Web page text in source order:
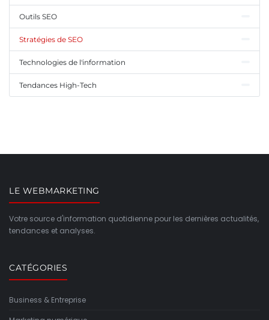
Outils SEO
Stratégies de SEO
Technologies de l'information
Tendances High-Tech
LE WEBMARKETING
Votre source d'information quotidienne pour les dernières actualités,
tendances et analyses.
CATÉGORIES
Business & Entreprise